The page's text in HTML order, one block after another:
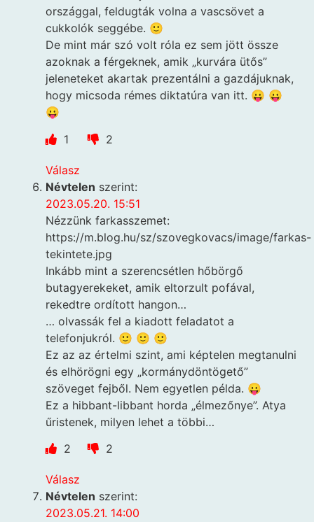
országgal, feldugták volna a vascsövet a
cukkolók seggébe. 🙂
De mint már szó volt róla ez sem jött össze
azoknak a férgeknek, amik „kurvára ütős”
jeleneteket akartak prezentálni a gazdájuknak,
hogy micsoda rémes diktatúra van itt. 😛 😛
😛
1
2
Válasz
Névtelen szerint:
2023.05.20. 15:51
Nézzünk farkasszemet:
https://m.blog.hu/sz/szovegkovacs/image/farkas-
tekintete.jpg
Inkább mint a szerencsétlen hőbörgő
butagyerekeket, amik eltorzult pofával,
rekedtre ordított hangon…
… olvassák fel a kiadott feladatot a
telefonjukról. 🙂 🙂 🙂
Ez az az értelmi szint, ami képtelen megtanulni
és elhörögni egy „kormánydöntögető”
szöveget fejből. Nem egyetlen példa. 😛
Ez a hibbant-libbant horda „élmezőnye”. Atya
űristenek, milyen lehet a többi…
2
2
Válasz
Névtelen szerint:
2023.05.21. 14:00